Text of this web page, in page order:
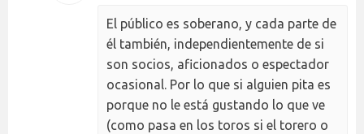
El público es soberano, y cada parte de
él también, independientemente de si
son socios, aficionados o espectador
ocasional. Por lo que si alguien pita es
porque no le está gustando lo que ve
(como pasa en los toros si el torero o